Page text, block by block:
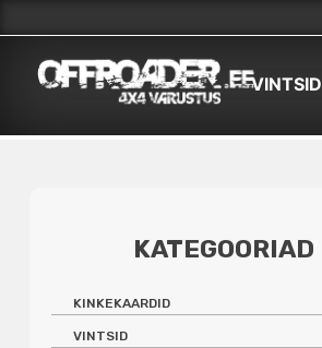
content
VINTSID
KATEGOORIAD
KINKEKAARDID
VINTSID